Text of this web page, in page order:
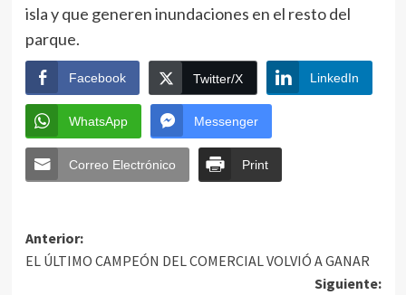
isla y que generen inundaciones en el resto del
parque.
Facebook Twitter/X LinkedIn
WhatsApp Messenger
Correo Electrónico Print
Anterior:
EL ÚLTIMO CAMPEÓN DEL COMERCIAL VOLVIÓ A GANAR
Siguiente: